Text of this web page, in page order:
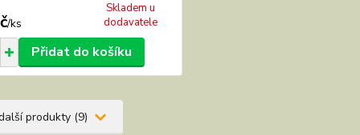
/ks
Skladem u
dodavatele
Přidat do košíku
produkty (9)